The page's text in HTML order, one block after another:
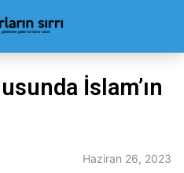
İslam’ın
Haziran 26, 2023